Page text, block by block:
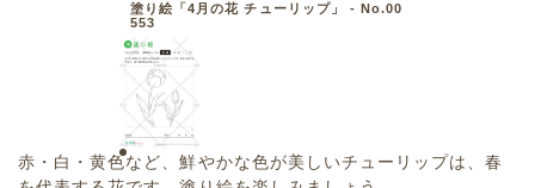
塗り絵「4月の花 チューリップ」 - No.00
553
赤・白・黄色など、鮮やかな色が美しいチューリップは、春